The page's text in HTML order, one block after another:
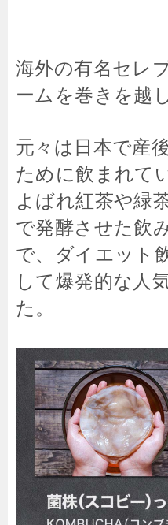
海外の有名セレ
ームを巻きを越
元々は日本で産
ために飲まれて
よばれ紅茶や緑
で発酵させた飲
で、ダイエット
して爆発的な人
た。